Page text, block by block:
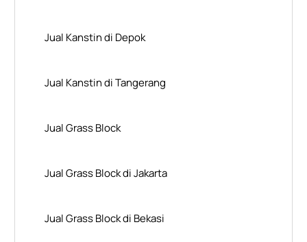
Jual Kanstin di Depok
Jual Kanstin di Tangerang
Jual Grass Block
Jual Grass Block di Jakarta
Jual Grass Block di Bekasi